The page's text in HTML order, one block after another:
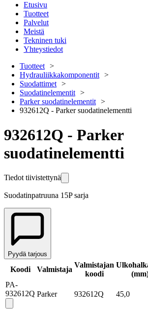
Etusivu
Tuotteet
Palvelut
Meistä
Tekninen tuki
Yhteystiedot
Tuotteet
Hydrauliikkakomponentit
Suodattimet
Suodatinelementit
Parker suodatinelementit
932612Q - Parker suodatinelementti
932612Q - Parker
suodatinelementti
Tiedot tiivistettynä
Suodatinpatruuna 15P sarja
Pyydä tarjous
Koodi Valmistaja
Valmistajan
koodi
PA-
932612Q Parker 932612Q 45,0